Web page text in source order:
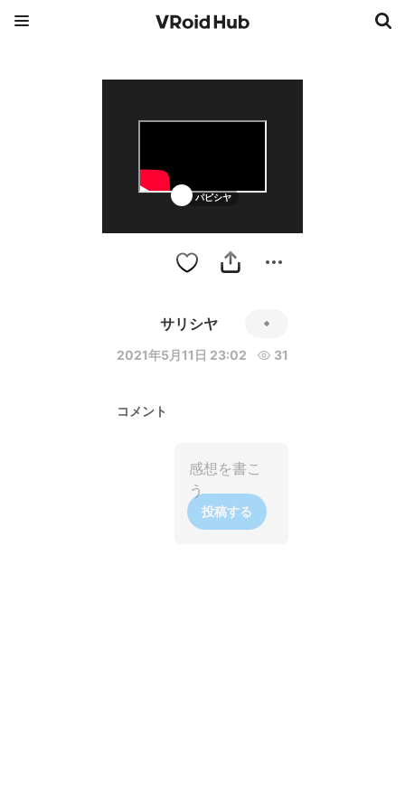
パピシヤ
サリシヤ
2021年5月11日 23:02 31
コメント
投稿する